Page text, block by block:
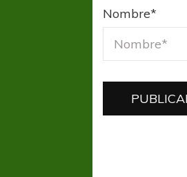
Nombre*
FÚTBOL FEMENINO
REGIONAL AMATEUR
Federal